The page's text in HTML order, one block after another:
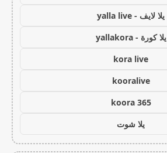
يلا لايف - yalla live
يلا كورة - yallakora
kora live
kooralive
koora 365
يلا شوت